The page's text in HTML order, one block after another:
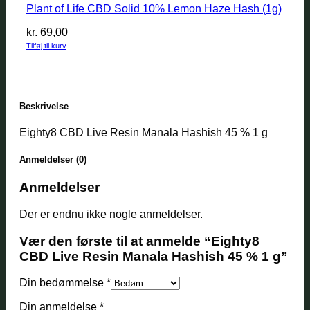
Plant of Life CBD Solid 10% Lemon Haze Hash (1g)
kr. 69,00
Tilføj til kurv
Beskrivelse
Eighty8 CBD Live Resin Manala Hashish 45 % 1 g
Anmeldelser (0)
Anmeldelser
Der er endnu ikke nogle anmeldelser.
Vær den første til at anmelde “Eighty8
CBD Live Resin Manala Hashish 45 % 1 g”
Din bedømmelse *
Din anmeldelse *